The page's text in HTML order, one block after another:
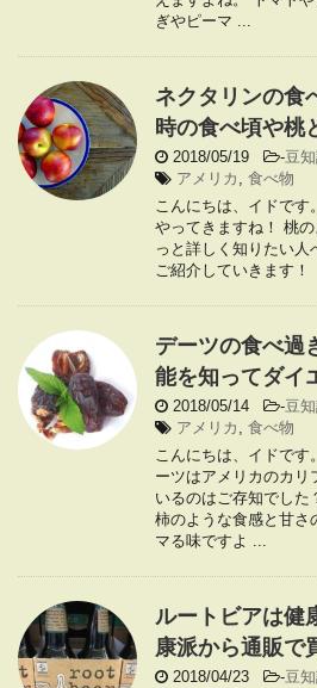
ぎやピーマ ...
ネクタリンの食
時の食べ頃や桃
2018/05/19 -豆
アメリカ , 食べ物
こんにちは、イドです
やってきますね！ 桃
っと詳しく知りたい
ご紹介していきます！
デーツの食べ過
能を知ってダイ
2018/05/14 -豆
アメリカ , 食べ物
こんにちは、イドです
ーツはアメリカのカリ
いるのはご存知でした
柿のような食感と甘さ
マる味ですよ ...
ルートビアは健
康派から通販で
2018/04/23 -豆